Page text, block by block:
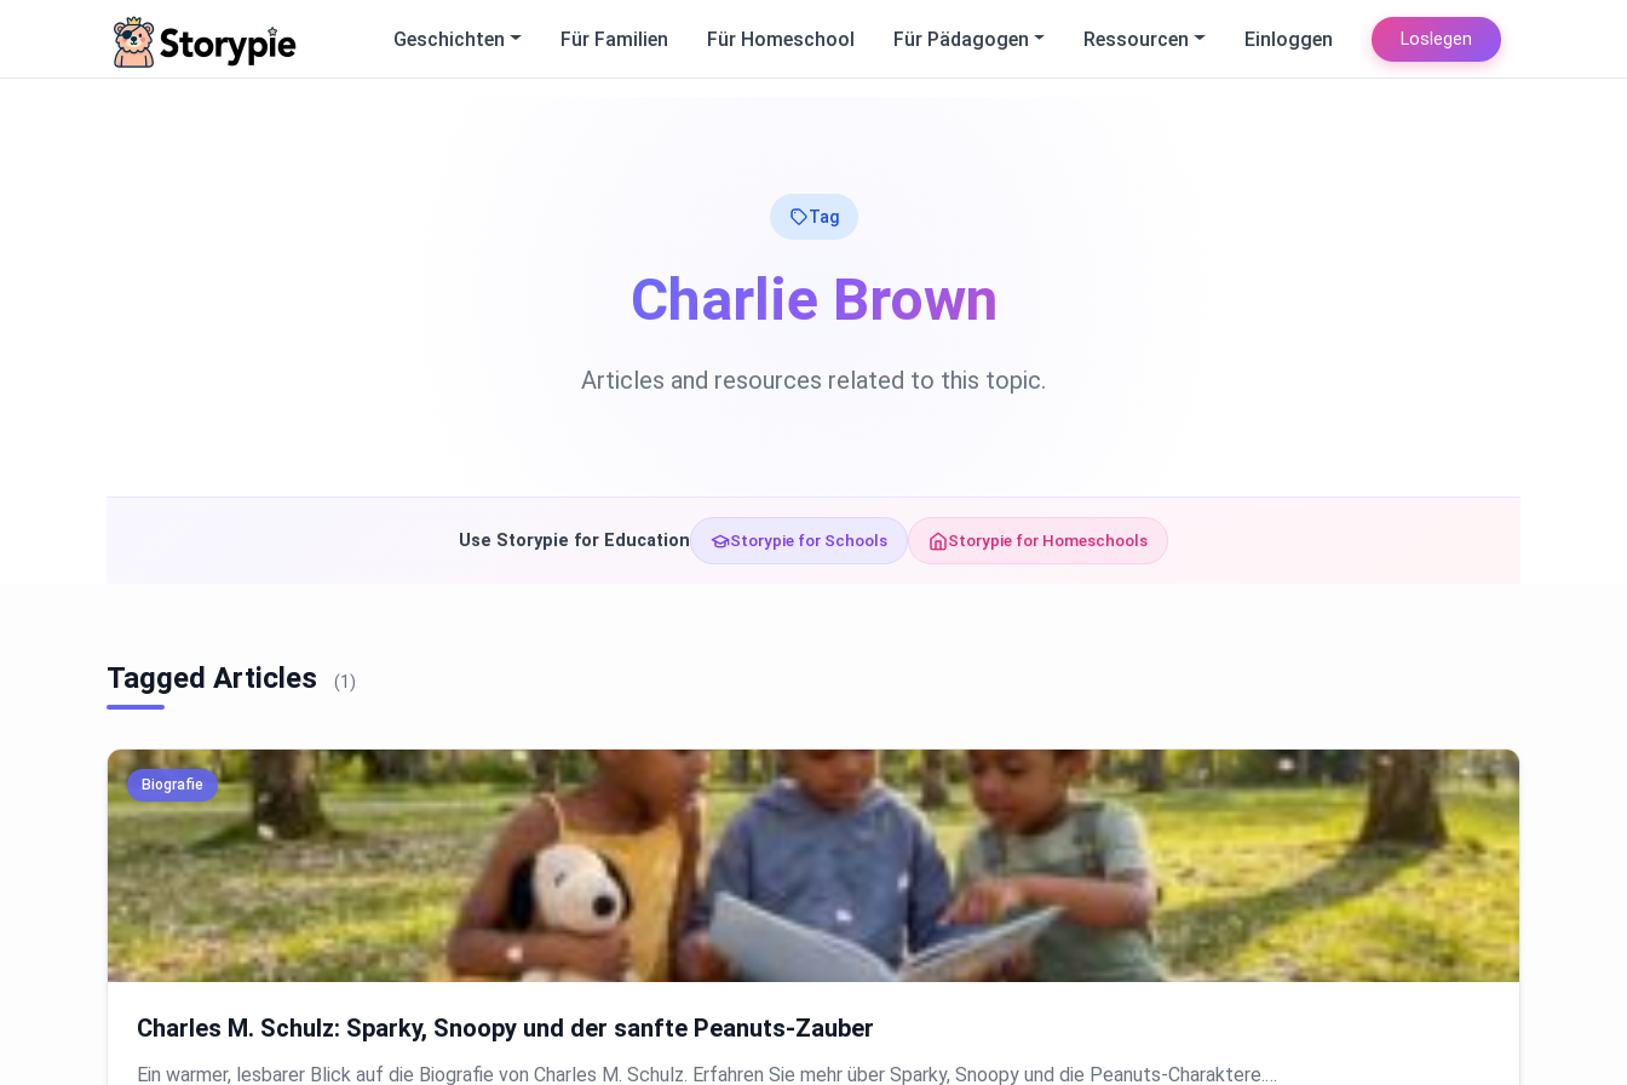
StorypieGeschichten Für Familien Für Homeschool Für Pädagogen Ressourcen Einloggen Loslegen
Tag
Charlie Brown
Articles and resources related to this topic.
Use Storypie for Education Storypie for Schools Storypie for Homeschools
Tagged Articles (1)
Biografie
Charles M. Schulz: Sparky, Snoopy und der sanfte Peanuts-Zauber
Ein warmer, lesbarer Blick auf die Biografie von Charles M. Schulz. Erfahren Sie mehr über Sparky, Snoopy und die Peanuts-Charaktere.…